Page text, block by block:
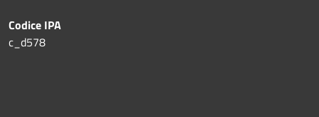
Codice IPA
c_d578